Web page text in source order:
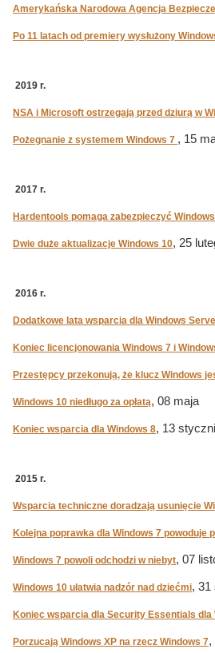
Amerykańska Narodowa Agencja
Po 11 latach od premiery wysłużony
2019 r.
NSA i Microsoft ostrzegają przed dziurą w
Pożegnanie z systemem Windows 7 , 15
2017 r.
Hardentools pomaga zabezpieczyć Windows
Dwie duże aktualizacje Windows 10, 25
2016 r.
Dodatkowe lata wsparcia dla Windows
Koniec licencjonowania Windows 7 i
Przestępcy przekonują, że klucz Windows
Windows 10 niedługo za opłatą, 08 maja
Koniec wsparcia dla Windows 8, 13
2015 r.
Wsparcia techniczne doradzają usunięcie
Kolejna poprawka dla Windows 7 powoduje
Windows 7 powoli odchodzi w niebyt, 07
Windows 10 ułatwia nadzór nad dziećmi, 31
Koniec wsparcia dla Security Essentials dla
Porzucają Windows XP na rzecz Windows 7,